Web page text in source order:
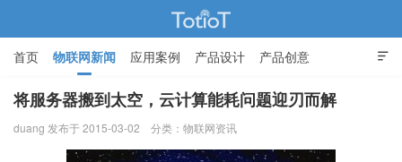
物联网的那些事 - Totiot

首页 物联网新闻 应用案例 产品设计 产品创意
智能家居
将服务器搬到太空，云计算能耗问题迎刃而解
duang 发布于 2015-03-02 分类： 物联网资讯